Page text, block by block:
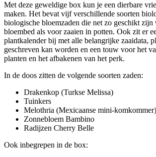
Met deze geweldige box kun je een dierbare
maken. Het bevat vijf verschillende soorten
biologische bloemzaden die net zo geschikt zijn
bloembed als voor zaaien in potten. Ook zit er
plantkalender bij met alle belangrijke zaaidata,
geschreven kan worden en een touw voor het
planten en het afbakenen van het perk.
In de doos zitten de volgende soorten zaden:
Drakenkop (Turkse Melissa)
Tuinkers
Melothria (Mexicaanse mini-komkommer)
Zonnebloem Bambino
Radijzen Cherry Belle
Ook inbegrepen in de box: